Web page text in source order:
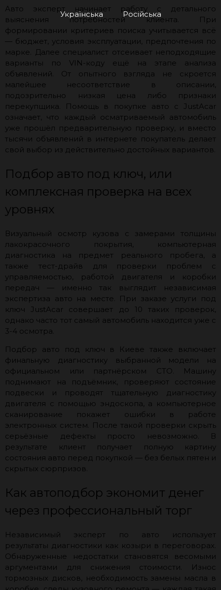
Українська Російська
Авто эксперт начинает работу с детального
выяснения потребностей клиента. При
формировании критериев поиска учитывается всё
— бюджет, условия эксплуатации, предпочтения по
марке. Далее специалист отсеивает неподходящие
варианты по VIN-коду ещё на этапе анализа
объявлений. От опытного взгляда не скроется
малейшее несоответствие в описании,
подозрительно низкая цена либо признаки
перекупщика. Помощь в покупке авто с JustAcar
означает, что каждый осматриваемый автомобиль
уже прошёл предварительную проверку, и вместо
тысячи объявлений в интернете покупатель делает
свой выбор из действительно достойных вариантов.
Подбор авто под ключ, или
комплексная проверка на всех
уровнях
Визуальный осмотр кузова с замерами толщины
лакокрасочного покрытия, компьютерная
диагностика на предмет реального пробега, а
также тест-драйв для проверки проблем с
управляемостью, работой двигателя и коробки
передач — именно так выглядит независимая
экспертиза авто на месте. При заказе услуги под
ключ JustAcar совершает до 10 таких проверок,
однако часто тот самый автомобиль находится уже с
3-4 осмотра.
Подбор авто под ключ в Киеве также включает
финальную диагностику выбранной модели на
официальном или партнёрском СТО. Машину
поднимают на подъёмник, проверяют состояние
подвески и проводят тщательную диагностику
двигателя с помощью эндоскопа, а компьютерное
сканирование покажет ошибки в работе
электронных систем. После такой проверки скрыть
серьёзные дефекты просто невозможно. В
результате клиент получает полную картину
состояния авто перед покупкой — без белых пятен и
скрытых сюрпризов.
Как автоподбор экономит денег
через профессиональный торг
Независимый эксперт по авто использует
результаты диагностики как козыри в переговорах.
Обнаруженные недостатки становятся весомыми
аргументами для снижения стоимости. Износ
тормозных дисков, необходимость замены масла в